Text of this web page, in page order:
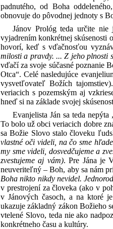
padnutého, od Boha
obnovuje do pôvodnej jednoty s
Jánov Prológ teda určite nie
vyjadrením konkrétnej skúsenosti
hovorí, keď s vďačnosťou
milosti a pravdy. ... Z jeho plnosti
vďačí za svoje súčasné poznanie
Otca“. Celé nasledujúce
vysvetľovateľ Božích
veriacich s pozemským aj
hneď si na základe svojej
Evanjelista Ján sa teda
To bolo už obci veriacich dobre
sa Božie Slovo stalo človeku
vlastné oči videli, na čo sme
my sme videli, dosvedčujeme a
zvestujeme aj vám). Pre Jána je
neuveriteľný – Boh, aby sa nám
Boha nikto nikdy nevidel.
v prestrojení za človeka (ako v
v Jánových časoch, a na ktoré
ukazuje základný zákon Božieho
vtelené Slovo, teda nie ako
konkrétneho času a kultúry.